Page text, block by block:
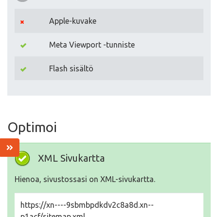
Apple-kuvake
Meta Viewport -tunniste
Flash sisältö
Optimoi
XML Sivukartta
Hienoa, sivustossasi on XML-sivukartta.
https://xn----9sbmbpdkdv2c8a8d.xn--